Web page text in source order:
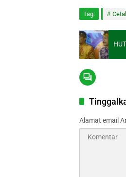
Tag:
Alamat email